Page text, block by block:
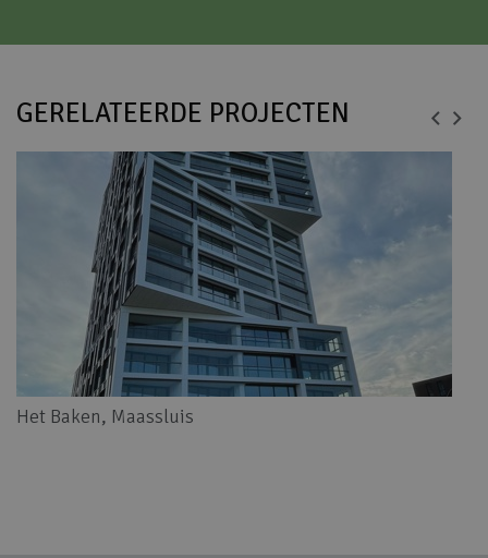
GERELATEERDE PROJECTEN
Het Baken, Maassluis